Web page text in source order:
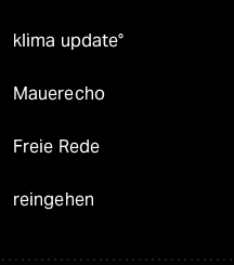
klima update°
Mauerecho
Freie Rede
reingehen